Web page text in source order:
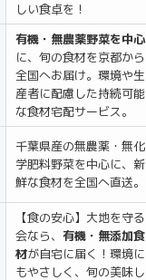
しい食卓を！
有機・無農薬野菜を中心
に、旬の食材を京都から
全国へお届け。環境や生
産者に配慮した持続可能
な食材宅配サービス。
千葉県産の無農薬・無化
学肥料野菜を中心に、新
鮮な食材を全国へ直送。
【食の安心】大地を守る
会なら、 有機・無添加食
材が自宅に届く！環境に
もやさしく、旬の美味し